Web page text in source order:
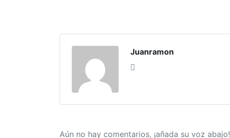
Juanramon
Aún no hay comentarios, ¡añada su voz abajo!